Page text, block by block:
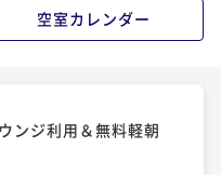
空室カレンダー
ンジ利用＆無料軽朝